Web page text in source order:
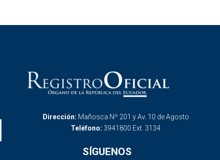
Dirección: Mañosca Nº 201 y Av. 10 de Agosto
Teléfono: 3941800 Ext. 3134
SÍGUENOS